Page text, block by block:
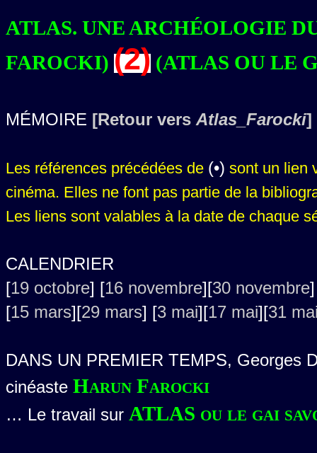
ATLAS. UNE ARCHÉOLOGIE
FAROCKI) (2) (ATLAS OU LE
MÉMOIRE [Retour vers Atlas_Farocki]
Les références précédées de (•) sont un lien
cinéma. Elles ne font pas partie de la
Les liens sont valables à la date de chaque
CALENDRIER
[19 octobre] [16 novembre][30 novembre
[15 mars][29 mars] [3 mai][17 mai][31
DANS UN PREMIER TEMPS, Georges
cinéaste Harun Farocki
… Le travail sur ATLAS ou le gai